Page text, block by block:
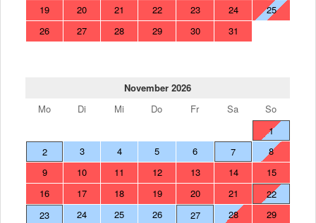
19
20 21 22 23 24
25
26
27 28 29 30 31
November 2026
Mo
Di Mi Do Fr Sa
So
1
2
3 4 5 6 7
8
9
10 11 12 13 14
15
16
17 18 19 20 21
22
23
24 25 26 27 28
29